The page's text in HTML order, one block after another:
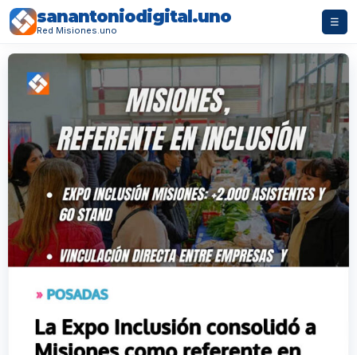
sanantoniodigital.uno
Red Misiones.uno
☰